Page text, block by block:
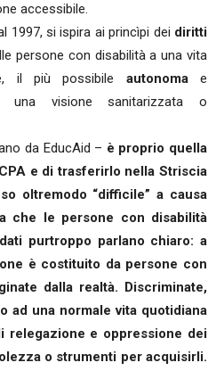
accessibile.
1997, si ispira ai princìpi dei diritti
persone con disabilità a una vita
il più possibile autonomae
visione sanitarizzata o
da EducAid – è proprio quella
e di trasferirlo nella Striscia
oltremodo “difficile” a causa
che le persone con disabilità
purtroppo parlano chiaro: a
è costituito da persone con
dalla realtà. Discriminate,
ad una normale vita quotidiana
relegazione e oppressione dei
o strumenti per acquisirli.